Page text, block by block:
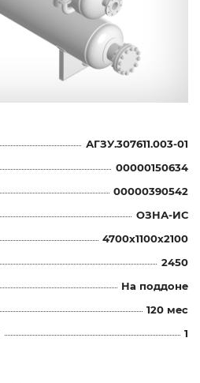
АГЗУ.307611.003-01
00000150634
00000390542
ОЗНА-ИС
4700x1100x2100
2450
На поддоне
120 мес
1